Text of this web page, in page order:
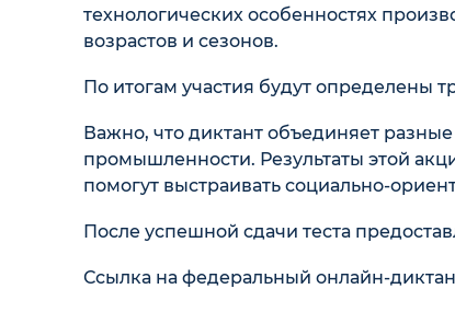
технологических особенностях
возрастов и сезонов.
По итогам участия будут определены
Важно, что диктант объединяет
промышленности. Результаты этой
помогут выстраивать социально-
После успешной сдачи теста
Ссылка на федеральный онлайн-